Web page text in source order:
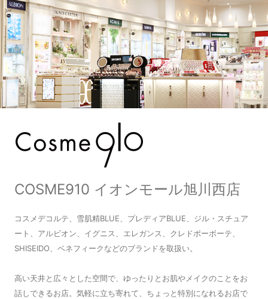
COSME910 イオンモール旭川西店
コスメデコルテ、雪肌精BLUE、プレディアBLUE、ジル・スチュア
ート、アルビオン、イグニス、エレガンス、クレドポーボーテ、
SHISEIDO、ベネフィークなどのブランドを取扱い。
高い天井と広々とした空間で、ゆったりとお肌やメイクのことをお
話しできるお店。気軽に立ち寄れて、ちょっと特別になれるお店で